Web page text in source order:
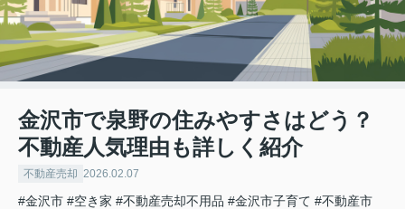
金沢市で泉野の住みやすさはどう？
不動産人気理由も詳しく紹介
不動産売却 2026.02.07
#金沢市 #空き家 #不動産売却不用品 #金沢市子育て #不動産市